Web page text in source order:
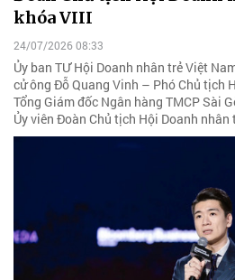
khóa VIII
24/07/2026 08:33
Ủy ban TƯ Hội Doanh nhân trẻ Việt
cử ông Đỗ Quang Vinh – Phó Chủ tịch
Tổng Giám đốc Ngân hàng TMCP Sài
Ủy viên Đoàn Chủ tịch Hội Doanh nhân